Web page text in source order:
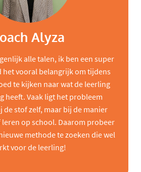
Alyza
alle talen, ik ben een super
het vooral belangrijk om tijdens
te kijken naar wat de leerling
heeft. Vaak ligt het probleem
de stof zelf, maar bij de manier
leren op school. Daarom probeer
methode te zoeken die wel
voor de leerling!